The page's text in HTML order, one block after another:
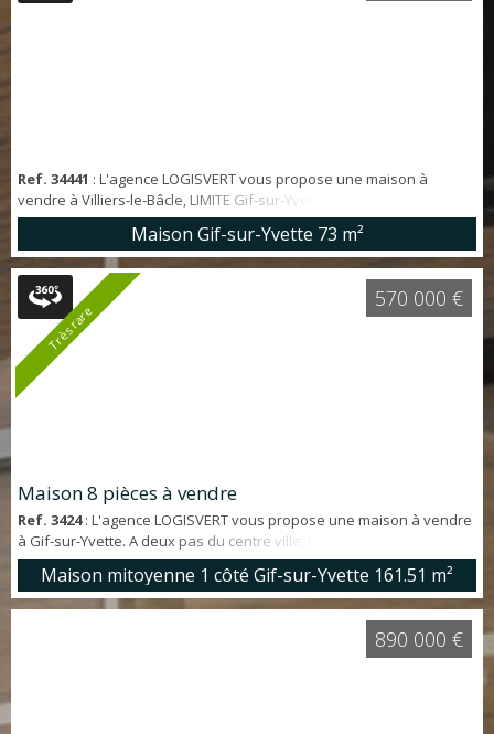
Ref. 34441 : L'agence LOGISVERT vous propose une maison à
vendre à Villiers-le-Bâcle, LIMITE Gif-sur-Yvette. Dans un secteur
recherché pour son ENVIRONNEMENT VERDOYANT, maison en bon
état de 73 m² loi Carrez. *Emplacement - Villiers-le-Bâcle limite Gif-
sur-Yvette - 9' à pieds du centre ville de Villiers-le-Bâcle *Points forts
- Pas de vis-à-vis - Charme de l'ancien - Abri de jardin - Vue dégagée
*...
Maison Gif-sur-Yvette 73 m²
Très rare
Maison 8 pièces à vendre
Ref. 3424: L'agence LOGISVERT vous propose une maison à vendre
à Gif-sur-Yvette. A deux pas du centre ville, MAISON COUP DE
COEUR de 162 m². *Emplacement - Quartier Coupières - Ecoles 3' à
pied - A 3' du centre ville - Très Calme *Points forts - Pas de vis-à-vis
- Grand jardin arboré - Beaucoup de charme - Beau potentiel
*Caractéristiques de la maison - Orientation Sud-Est - Séjour triple
Maison mitoyenne 1 côté Gif-sur-Yvette 161.51 m²
570 000 €
890 000 €